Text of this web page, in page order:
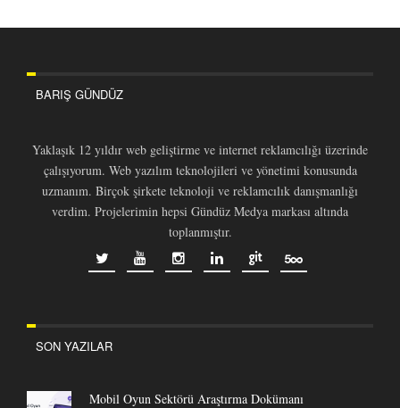
BARIŞ GÜNDÜZ
Yaklaşık 12 yıldır web geliştirme ve internet reklamcılığı üzerinde
çalışıyorum. Web yazılım teknolojileri ve yönetimi konusunda
uzmanım. Birçok şirkete teknoloji ve reklamcılık danışmanlığı
verdim. Projelerimin hepsi Gündüz Medya markası altında
toplanmıştır.
SON YAZILAR
Mobil Oyun Sektörü Araştırma Dokümanı